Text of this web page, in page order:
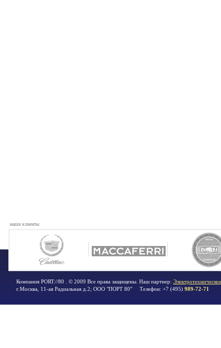
наши клиенты
Компания PORT://80 . © 2009 Все права защищены. Наш партнер:
г.Москва 11-ая Радиальная д.2; ООО "ПОРТ 80" Телефон: +7 (495) 989-72-71